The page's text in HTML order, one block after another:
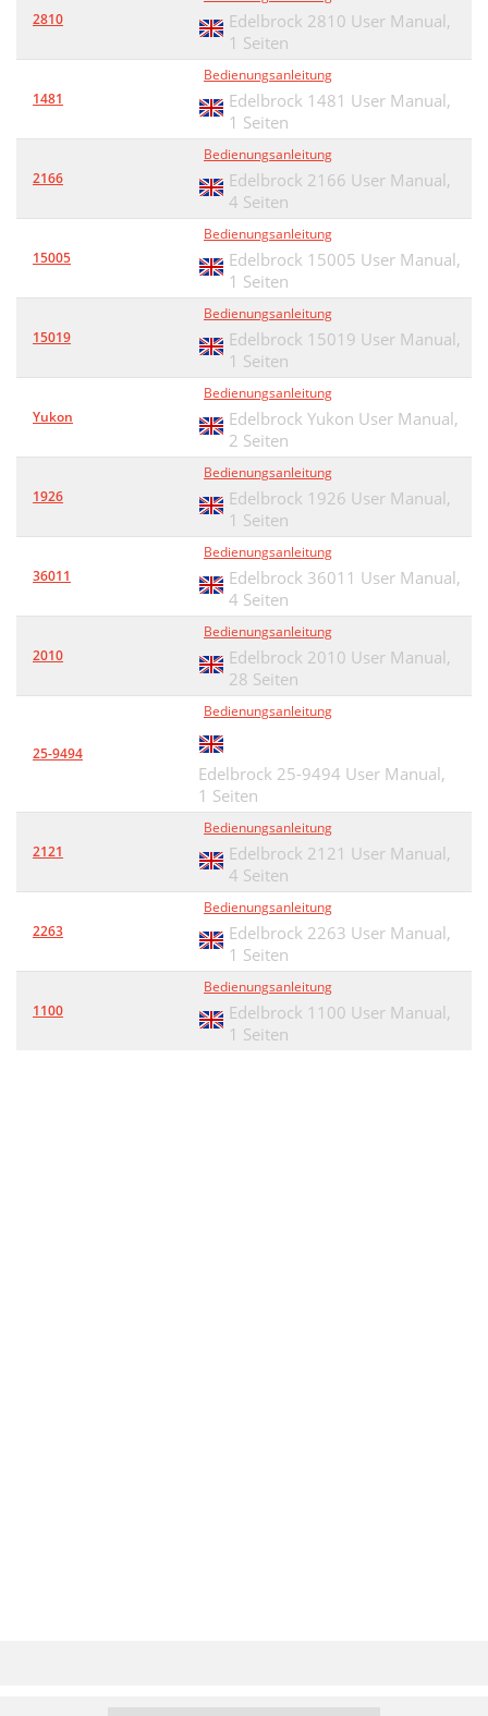
2810
Edelbrock 2810 User Manual,
1 Seiten
1481
Bedienungsanleitung
Edelbrock 1481 User Manual,
1 Seiten
2166
Bedienungsanleitung
Edelbrock 2166 User Manual,
4 Seiten
15005
Bedienungsanleitung
Edelbrock 15005 User Manual,
1 Seiten
15019
Bedienungsanleitung
Edelbrock 15019 User Manual,
1 Seiten
Yukon
Bedienungsanleitung
Edelbrock Yukon User Manual,
2 Seiten
1926
Bedienungsanleitung
Edelbrock 1926 User Manual,
1 Seiten
36011
Bedienungsanleitung
Edelbrock 36011 User Manual,
4 Seiten
2010
Bedienungsanleitung
Edelbrock 2010 User Manual,
28 Seiten
25-9494
Bedienungsanleitung
Edelbrock 25-9494 User Manual,
1 Seiten
2121
Bedienungsanleitung
Edelbrock 2121 User Manual,
4 Seiten
2263
Bedienungsanleitung
Edelbrock 2263 User Manual,
1 Seiten
1100
Bedienungsanleitung
Edelbrock 1100 User Manual,
1 Seiten